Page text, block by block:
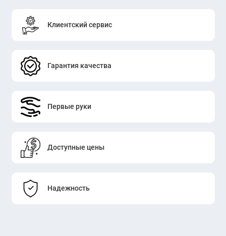
Клиентский сервис
Гарантия качества
Первые руки
Доступные цены
Надежность